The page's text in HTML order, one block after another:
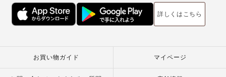
詳しくはこちら
お買い物ガイド マイページ